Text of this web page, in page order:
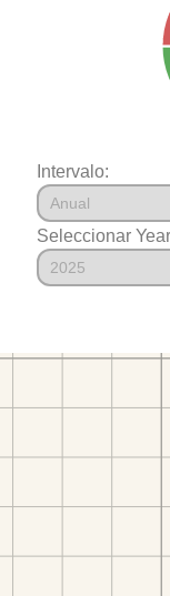
Intervalo:
Seleccionar